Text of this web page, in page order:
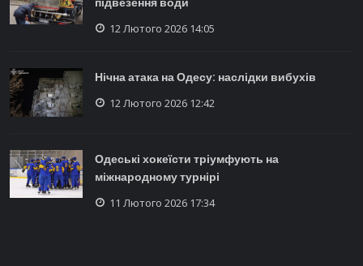
12 Лютого 2026 14:05
Нічна атака на Одесу: наслідки вибухів
12 Лютого 2026 12:42
Одеські хокеїсти тріумфують на
міжнародному турнірі
11 Лютого 2026 17:34